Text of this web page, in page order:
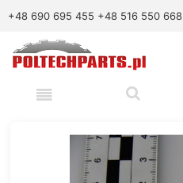
+48 690 695 455 +48 516 550 668